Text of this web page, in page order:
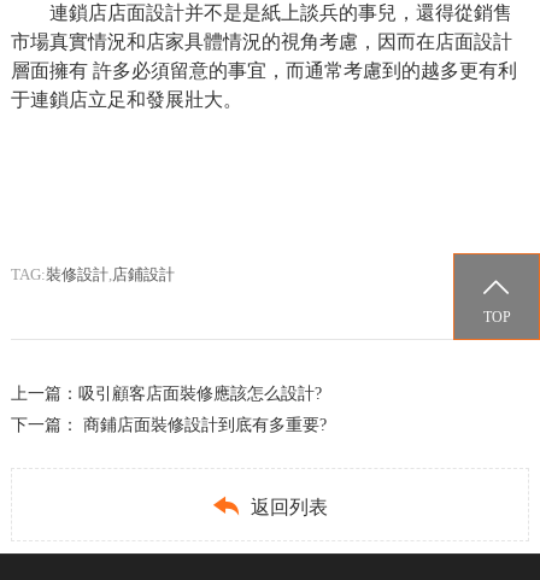
連鎖店店面設計并不是是紙上談兵的事兒，還得從銷售
市場真實情況和店家具體情況的視角考慮，因而在店面設計
層面擁有 許多必須留意的事宜，而通常考慮到的越多更有利
于連鎖店立足和發展壯大。
TAG:裝修設計, 店鋪設計
上一篇： 吸引顧客店面裝修應該怎么設計?
下一篇： 商鋪店面裝修設計到底有多重要?
 返回列表

TOP